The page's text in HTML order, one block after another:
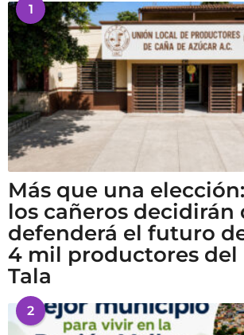
1
Más que una
los cañeros decidirán
defenderá el futuro
4 mil productores del
Tala
2